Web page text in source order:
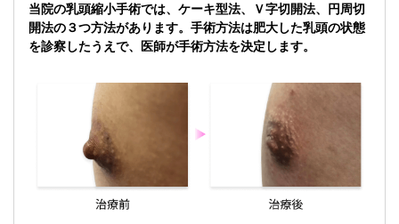
当院の乳頭縮小手術では、ケーキ型法、Ｖ字切開法、円周切
開法の３つ方法があります。手術方法は肥大した乳頭の状態
を診察したうえで、医師が手術方法を決定します。